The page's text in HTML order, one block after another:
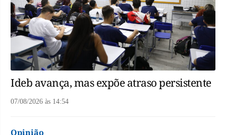
Ideb avança, mas expõe atraso persistente
07/08/2026 às 14:54
Opinião